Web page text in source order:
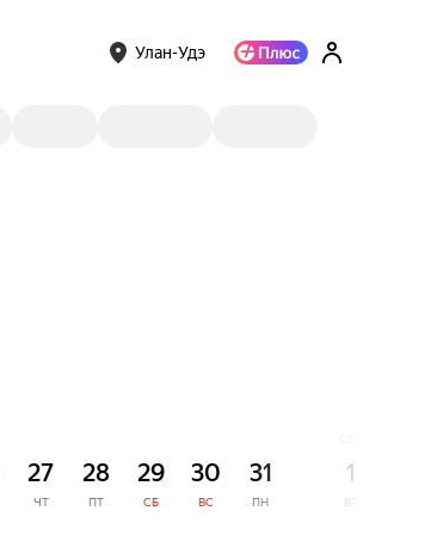
Улан-Удэ
27
ЧТ
28
ПТ
29
СБ
30
ВС
31
ПН
1
ВТ